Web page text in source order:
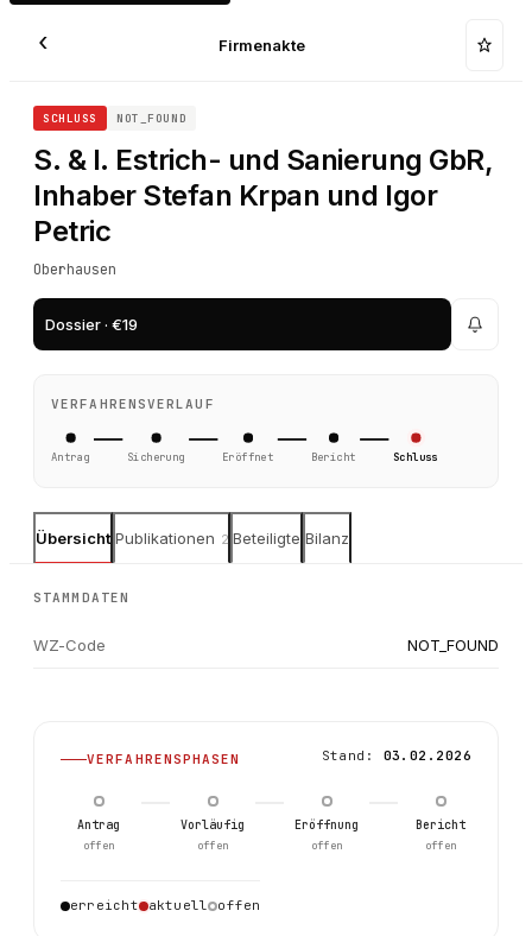
‹ Firmenakte
SCHLUSS NOT_FOUND
S. & I. Estrich- und Sanierung GbR,
Inhaber Stefan Krpan und Igor
Petric
Oberhausen
Dossier · €19
VERFAHRENSVERLAUF
Antrag Sicherung Eröffnet Bericht Schluss
Übersicht Publikationen 2 Beteiligte Bilanz
STAMMDATEN
WZ-Code NOT_FOUND
VERFAHRENSPHASEN Stand: 03.02.2026
Antrag
offen
Vorläufig
offen
Eröffnung
offen
Bericht
offen
erreicht aktuell offen